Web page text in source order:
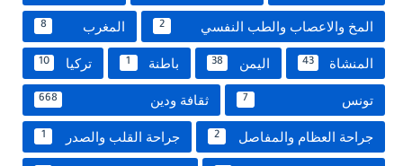
المخ والاعصاب والطب النفسي 2 المغرب 8
المنشاة 43 اليمن 38 باطنة 1 تركيا 10
تونس 7 ثقافة ودين 668
جراحة العظام والمفاصل 2 جراحة القلب والصدر 1